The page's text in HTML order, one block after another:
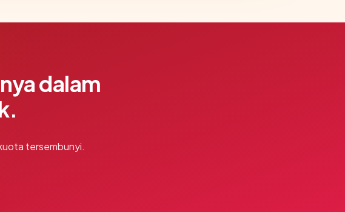
dalam
tersembunyi.